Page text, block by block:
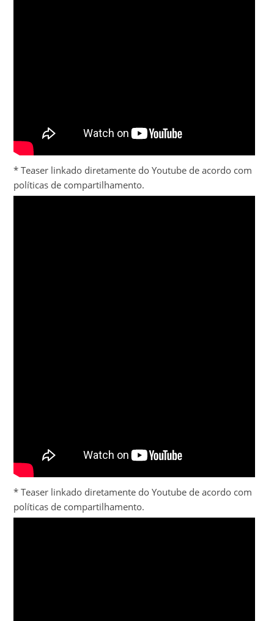
* Teaser linkado diretamente do Youtube de acordo com
políticas de compartilhamento.
* Teaser linkado diretamente do Youtube de acordo com
políticas de compartilhamento.